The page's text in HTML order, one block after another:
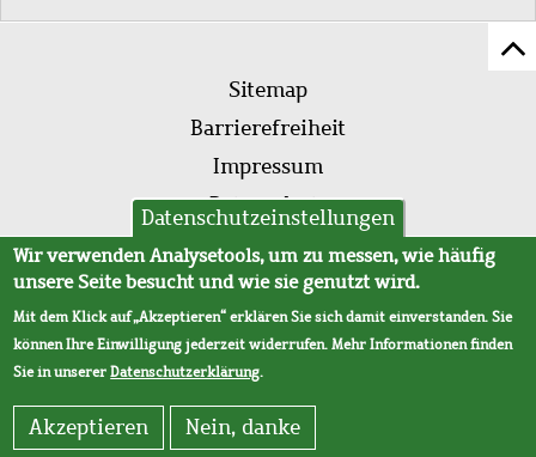
Fußleistenmenü
Sitemap
Barrierefreiheit
Impressum
Datenschutz
AVB
Datenschutzeinstellungen
Wir verwenden Analysetools, um zu messen, wie häufig
unsere Seite besucht und wie sie genutzt wird.
Mit dem Klick auf „Akzeptieren“ erklären Sie sich damit einverstanden. Sie
können Ihre Einwilligung jederzeit widerrufen. Mehr Informationen finden
Sie in unsererDatenschutzerklärung.
Akzeptieren Nein, danke